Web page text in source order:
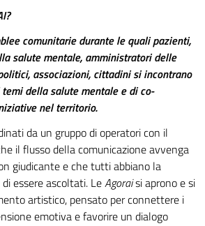
comunitarie durante le quali pazienti,
salute mentale, amministratori delle
associazioni, cittadini si incontrano
della salute mentale e di co-
nel territorio.
da un gruppo di operatori con il
il flusso della comunicazione avvenga
giudicante e che tutti abbiano la
essere ascoltati. LeAgoraisi aprono e si
artistico, pensato per connettere i
emotiva e favorire un dialogo